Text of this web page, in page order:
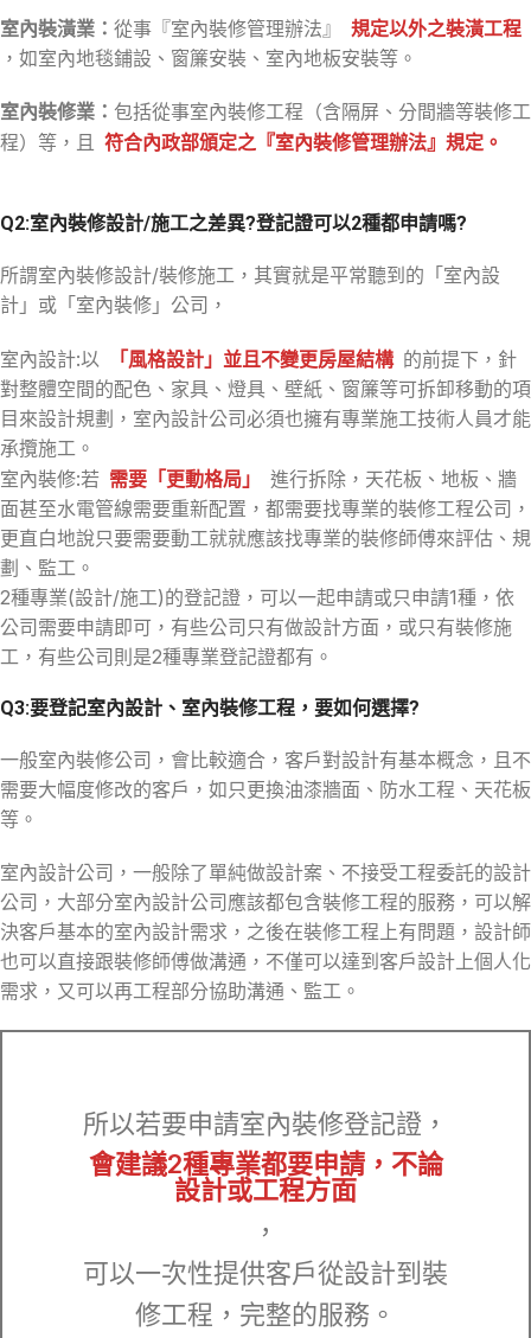
室內裝潢業： 從事『室內裝修管理辦法』
規定以外之裝潢工程
，如室內地毯鋪設、窗簾安裝、室內地板安裝等。
室內裝修業： 包括從事室內裝修工程（含隔屏、分間牆等裝修工
程）等，且 符合內政部頒定之『室內裝修管理辦法』規定。
Q2:室內裝修設計/施工之差異?登記證可以2種都申請嗎?
所謂室內裝修設計/裝修施工，其實就是平常聽到的「室內設
計」或「室內裝修」公司，
室內設計:以 「風格設計」並且不變更房屋結構 的前提下，針
對整體空間的配色、家具、燈具、壁紙、窗簾等可拆卸移動的項
目來設計規劃，室內設計公司必須也擁有專業施工技術人員才能
承攬施工。
室內裝修:若 需要「更動格局」
進行拆除，天花板、地板、牆
面甚至水電管線需要重新配置，都需要找專業的裝修工程公司，
更直白地說只要需要動工就就應該找專業的裝修師傅來評估、規
劃、監工。
2種專業(設計/施工)的登記證，可以一起申請或只申請1種，依
公司需要申請即可，有些公司只有做設計方面，或只有裝修施
工，有些公司則是2種專業登記證都有。
Q3:要登記室內設計、室內裝修工程，要如何選擇?
一般室內裝修公司，會比較適合，客戶對設計有基本概念，且不
需要大幅度修改的客戶，如只更換油漆牆面、防水工程、天花板
等。
室內設計公司，一般除了單純做設計案、不接受工程委託的設計
公司，大部分室內設計公司應該都包含裝修工程的服務，可以解
決客戶基本的室內設計需求，之後在裝修工程上有問題，設計師
也可以直接跟裝修師傅做溝通，不僅可以達到客戶設計上個人化
需求，又可以再工程部分協助溝通、監工。
所以若要申請室內裝修登記證，
會建議2種專業都要申請，不論
設計或工程方面
，
可以一次性提供客戶從設計到裝
修工程，完整的服務。